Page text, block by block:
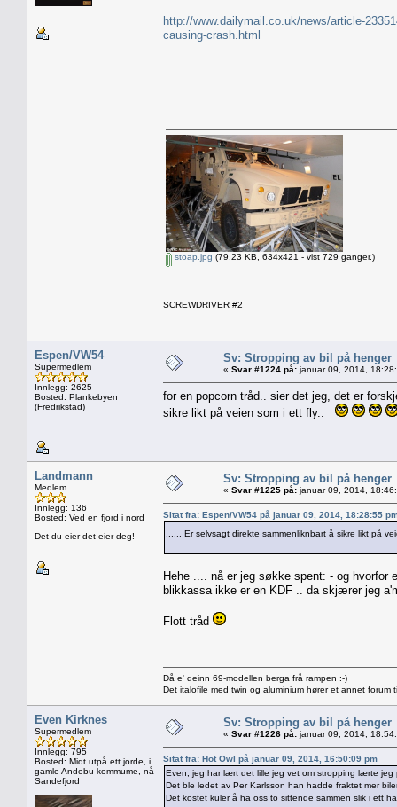
http://www.dailymail.co.uk/news/article-
causing-crash.html
stoap.jpg (79.23 KB, 634x421 - vist 729 ganger.)
SCREWDRIVER #2
Espen/VW54
Supermedlem
Innlegg: 2625
Bosted: Plankebyen
(Fredrikstad)
Sv: Stropping av bil på henger
« Svar #1224 på: januar 09, 2014,
for en popcorn tråd.. sier det jeg, det er
sikre likt på veien som i ett fly..
Landmann
Medlem
Innlegg: 136
Bosted: Ved en fjord i nord
Det du eier det eier deg!
Sv: Stropping av bil på henger
« Svar #1225 på: januar 09, 2014,
Sitat fra: Espen/VW54 på januar 09, 2014, 18:28:55
...... Er selvsagt direkte sammenliknbart å sikre likt på
Hehe .... nå er jeg søkke spent: - og hvorfor
blikkassa ikke er en KDF .. da skjærer jeg
Flott tråd
Då e' deinn 69-modellen berga frå rampen :-)
Det italofile med twin og aluminium hører et annet forum
Even Kirknes
Supermedlem
Innlegg: 795
Bosted: Midt utpå ett jorde, i
gamle Andebu kommume, nå
Sandefjord
Sv: Stropping av bil på henger
« Svar #1226 på: januar 09, 2014,
Sitat fra: Hot Owl på januar 09, 2014, 16:50:09 pm
Even, jeg har lært det lille jeg vet om stropping lærte jeg
Det ble ledet av Per Karlsson han hadde fraktet mer
Det kostet kuler å ha oss to sittende sammen slik i ett